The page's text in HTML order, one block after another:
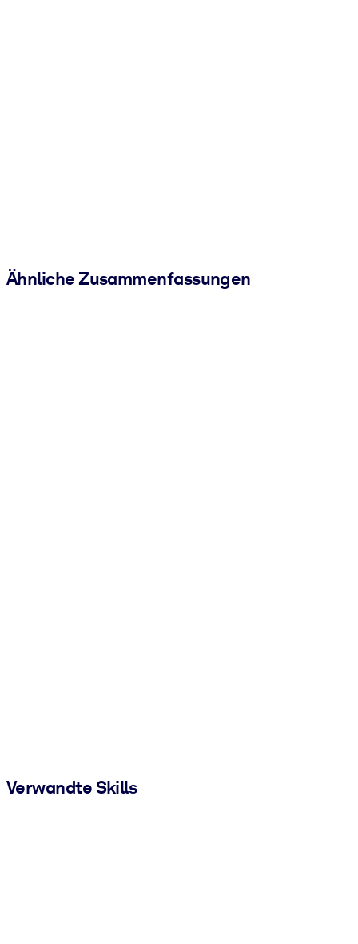
Ähnliche Zusammenfassungen
Verwandte Skills